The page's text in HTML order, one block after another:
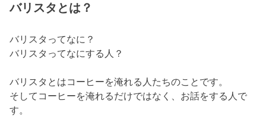
バリスタとは？
バリスタってなに？
バリスタってなにする人？
バリスタとはコーヒーを淹れる人たちのことです。
そしてコーヒーを淹れるだけではなく、お話をする人で
す。